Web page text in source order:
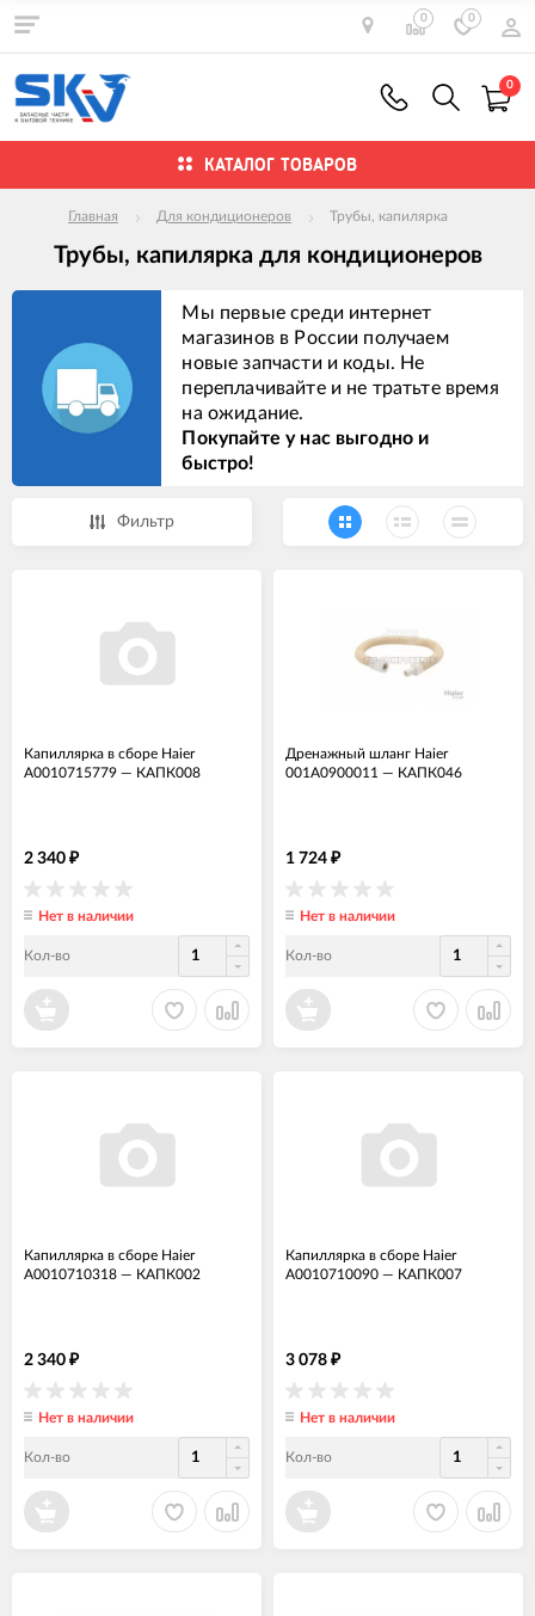
0 0
0
КАТАЛОГ ТОВАРОВ
Главная Для кондиционеров Трубы, капилярка
Трубы, капилярка для кондиционеров
Мы первые среди интернет
магазинов в России получаем
новые запчасти и коды. Не
переплачивайте и не тратьте время
на ожидание.
Покупайте у нас выгодно и
быстро!
Фильтр
Капиллярка в сборе Haier
A0010715779 — КАПК008
2 340 ₽
Нет в наличии
Кол-во
Дренажный шланг Haier
001A0900011 — КАПК046
1 724 ₽
Нет в наличии
Кол-во
Капиллярка в сборе Haier
A0010710318 — КАПК002
2 340 ₽
Нет в наличии
Кол-во
Капиллярка в сборе Haier
A0010710090 — КАПК007
3 078 ₽
Нет в наличии
Кол-во